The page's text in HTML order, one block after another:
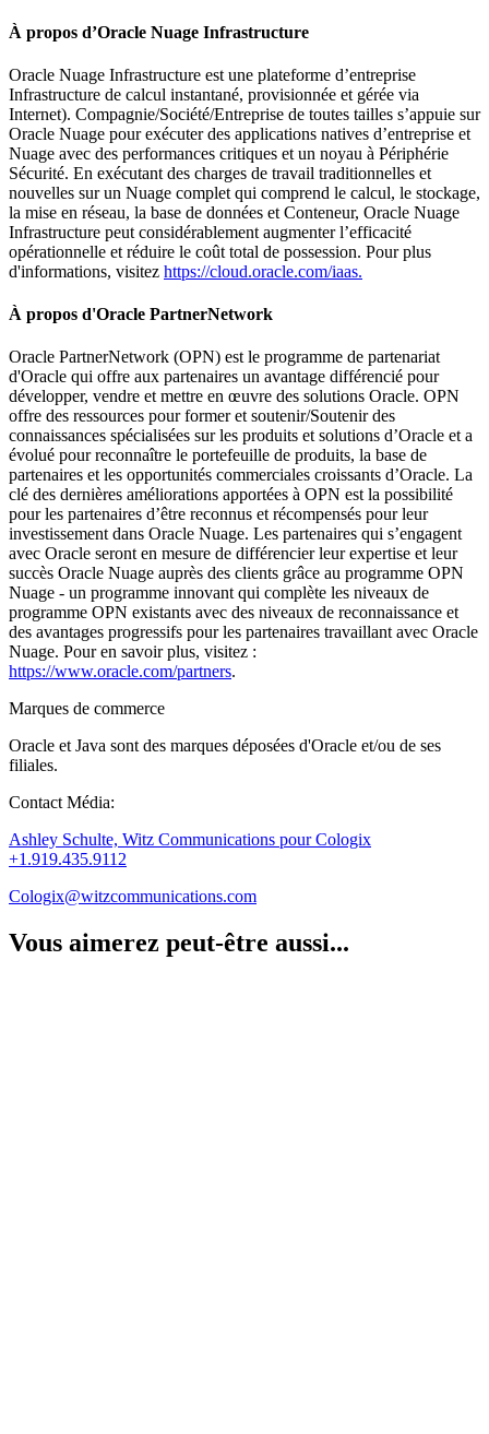
À propos d’Oracle Nuage Infrastructure
Oracle Nuage Infrastructure est une plateforme d’entreprise
Infrastructure de calcul instantané, provisionnée et gérée via
Internet). Compagnie/Société/Entreprise de toutes tailles s’appuie sur
Oracle Nuage pour exécuter des applications natives d’entreprise et
Nuage avec des performances critiques et un noyau à Périphérie
Sécurité. En exécutant des charges de travail traditionnelles et
nouvelles sur un Nuage complet qui comprend le calcul, le stockage,
la mise en réseau, la base de données et Conteneur, Oracle Nuage
Infrastructure peut considérablement augmenter l’efficacité
opérationnelle et réduire le coût total de possession. Pour plus
d'informations, visitez https://cloud.oracle.com/iaas.
À propos d'Oracle PartnerNetwork
Oracle PartnerNetwork (OPN) est le programme de partenariat
d'Oracle qui offre aux partenaires un avantage différencié pour
développer, vendre et mettre en œuvre des solutions Oracle. OPN
offre des ressources pour former et soutenir/Soutenir des
connaissances spécialisées sur les produits et solutions d’Oracle et a
évolué pour reconnaître le portefeuille de produits, la base de
partenaires et les opportunités commerciales croissants d’Oracle. La
clé des dernières améliorations apportées à OPN est la possibilité
pour les partenaires d’être reconnus et récompensés pour leur
investissement dans Oracle Nuage. Les partenaires qui s’engagent
avec Oracle seront en mesure de différencier leur expertise et leur
succès Oracle Nuage auprès des clients grâce au programme OPN
Nuage - un programme innovant qui complète les niveaux de
programme OPN existants avec des niveaux de reconnaissance et
des avantages progressifs pour les partenaires travaillant avec Oracle
Nuage. Pour en savoir plus, visitez :
https://www.oracle.com/partners.
Marques de commerce
Oracle et Java sont des marques déposées d'Oracle et/ou de ses
filiales.
Contact Média:
Ashley Schulte, Witz Communications pour Cologix
+1.919.435.9112
Cologix@witzcommunications.com
Vous aimerez peut-être aussi...